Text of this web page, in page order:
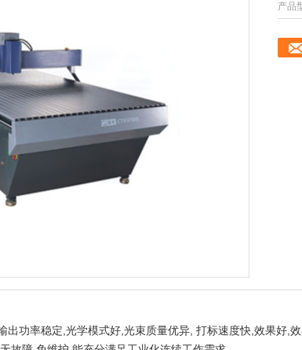
产品
功率稳定,光学模式好,光束质量优异, 打标速度快,效果好,